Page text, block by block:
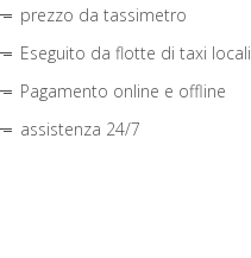
prezzo da tassimetro
Eseguito da flotte di taxi locali
Pagamento online e offline
assistenza 24/7